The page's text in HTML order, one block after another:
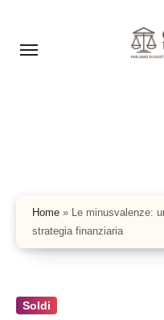
contenuto
Home » Le minusvalenze:
strategia finanziaria
Soldi